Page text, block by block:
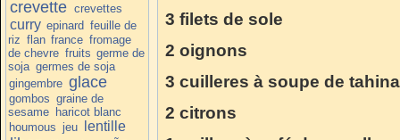
crevette crevettes
curry epinard feuille de
riz flan france fromage
de chevre fruits germe de
soja germes de soja
gingembre glace
gombos graine de
sesame haricot blanc
houmous jeu lentille
3 filets de sole
2 oignons
3 cuilleres à soupe de tahina
2 citrons